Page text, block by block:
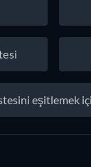
eşitlemek